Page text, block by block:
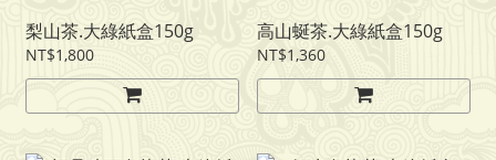
梨山茶.大綠紙盒150g
NT$1,800
高山蜒茶.大綠紙盒150g
NT$1,360